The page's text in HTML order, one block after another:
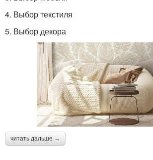
4. Выбор текстиля
5. Выбор декора
читать дальше →